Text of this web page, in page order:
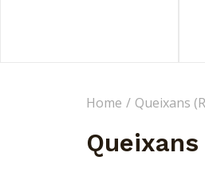
Home Queixans
Queixans